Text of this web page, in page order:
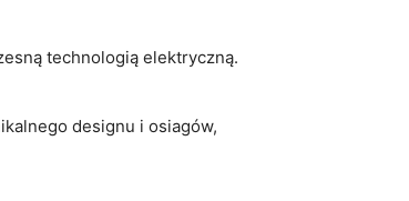
technologią elektryczną.
designu‌ i osiagów,